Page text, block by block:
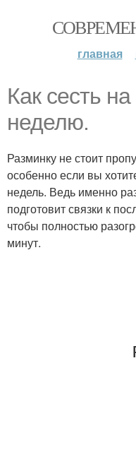
главная
Как сесть
неделю.
Разминку не стоит
особенно если вы
недель. Ведь именно
подготовит связки к
чтобы полностью
минут.